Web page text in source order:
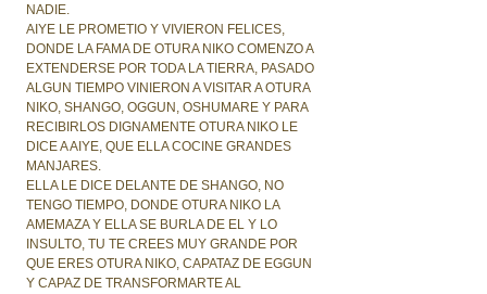
NADIE.
AIYE LE PROMETIO Y VIVIERON FELICES,
DONDE LA FAMA DE OTURA NIKO COMENZO A
EXTENDERSE POR TODA LA TIERRA, PASADO
ALGUN TIEMPO VINIERON A VISITAR A OTURA
NIKO, SHANGO, OGGUN, OSHUMARE Y PARA
RECIBIRLOS DIGNAMENTE OTURA NIKO LE
DICE A AIYE, QUE ELLA COCINE GRANDES
MANJARES.
ELLA LE DICE DELANTE DE SHANGO, NO
TENGO TIEMPO, DONDE OTURA NIKO LA
AMEMAZA Y ELLA SE BURLA DE EL Y LO
INSULTO, TU TE CREES MUY GRANDE POR
QUE ERES OTURA NIKO, CAPATAZ DE EGGUN
Y CAPAZ DE TRANSFORMARTE AL